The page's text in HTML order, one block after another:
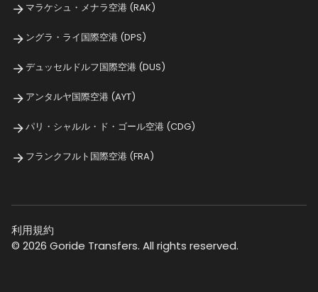
マラケシュ・メナラ空港 (RAK)
ングラ・ライ国際空港 (DPS)
デュッセルドルフ国際空港 (DUS)
アンタルヤ国際空港 (AYT)
パリ・シャルル・ド・ゴール空港 (CDG)
フランクフルト国際空港 (FRA)
利用規約
© 2026 Goride Transfers. All rights reserved.